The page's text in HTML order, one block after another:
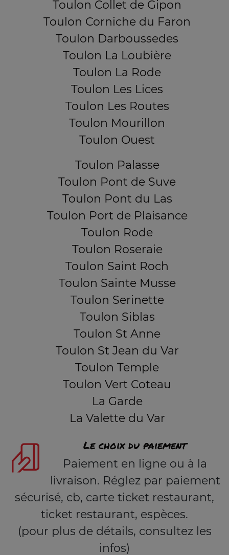
Toulon Collet de Gipon
Toulon Corniche du Faron
Toulon Darboussedes
Toulon La Loubière
Toulon La Rode
Toulon Les Lices
Toulon Les Routes
Toulon Mourillon
Toulon Ouest
Toulon Palasse
Toulon Pont de Suve
Toulon Pont du Las
Toulon Port de Plaisance
Toulon Rode
Toulon Roseraie
Toulon Saint Roch
Toulon Sainte Musse
Toulon Serinette
Toulon Siblas
Toulon St Anne
Toulon St Jean du Var
Toulon Temple
Toulon Vert Coteau
La Garde
La Valette du Var
Le choix du paiement
Paiement en ligne ou à la
livraison. Réglez par paiement
sécurisé, cb, carte ticket restaurant,
ticket restaurant, espèces.
(pour plus de détails, consultez les
infos)